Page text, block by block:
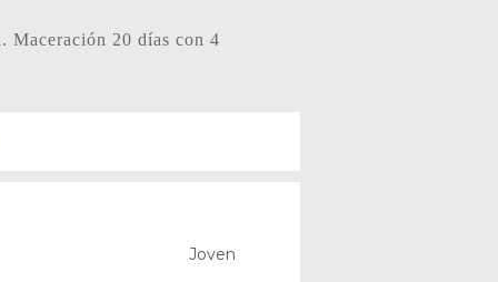
Maceración 20 días con 4
Joven